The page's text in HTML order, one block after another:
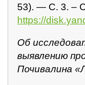
53). — С. 3. –
https://
Об
выявлению
Почивалина